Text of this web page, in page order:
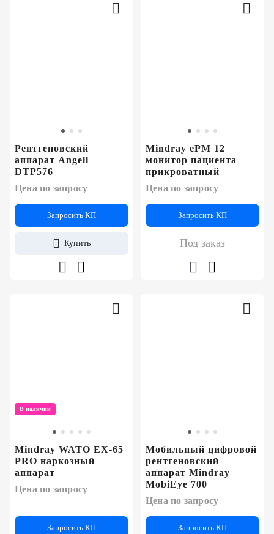
Рентгеновский
аппарат Angell
DTP576
Цена по запросу
Запросить КП
Купить
Mindray ePM 12
монитор пациента
прикроватный
Цена по запросу
Запросить КП
Под заказ
В наличии
Mindray WATO EX-65
PRO наркозный
аппарат
Цена по запросу
Запросить КП
Мобильный цифровой
рентгеновский
аппарат Mindray
MobiEye 700
Цена по запросу
Запросить КП